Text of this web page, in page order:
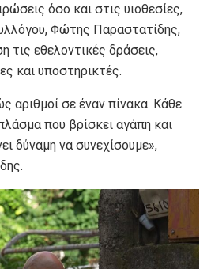
όσο και στις υιοθεσίες,
Φώτης Παραστατίδης,
τις εθελοντικές δράσεις,
και υποστηρικτές.
αριθμοί σε έναν πίνακα. Κάθε
που βρίσκει αγάπη και
δύναμη να συνεχίσουμε»,